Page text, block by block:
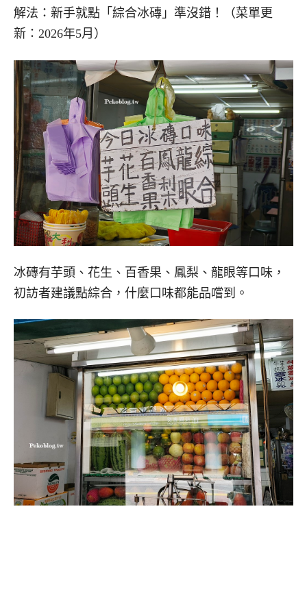
解法：新手就點「綜合冰磚」準沒錯！（菜單更
新：2026年5月）
冰磚有芋頭、花生、百香果、鳳梨、龍眼等口味，
初訪者建議點綜合，什麼口味都能品嚐到。